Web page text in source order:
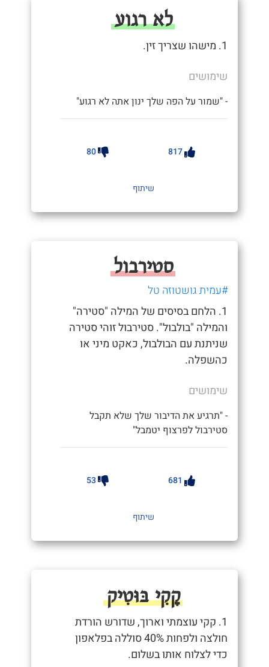
לא רגוע
1. מישהו שצריך זין.
שימושים
- "שמור על הפה שלך ינון אתה לא רגוע"
817
80
שיתוף
סטירבול
#עמית גושטוזה טל
1. הלחם בסיסים של המילה "סטירה"
והמילה "בולבול". סטירבול זוהי סטירה
שניתנת עם הבולבול, כאקט מיני או
כהשפלה.
שימושים
- "תרגיע את הדיבור שלך שלא תקבל
סטירבול לפרצוף יטמבל"
681
53
שיתוף
קָקִי בּוּטִיק
1. קקי עוצמתי וארוך, שדורש הורדת
חולצה ולפחות 40% סוללה בפלאפון
כדי לצלוח אותו בשלום.